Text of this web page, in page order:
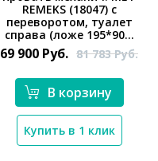
*}
REMEKS (18047) с
переворотом, туалет
справа (ложе 195*90...
69 900 Руб. 81 783Руб.
В корзину
Купить в 1 клик